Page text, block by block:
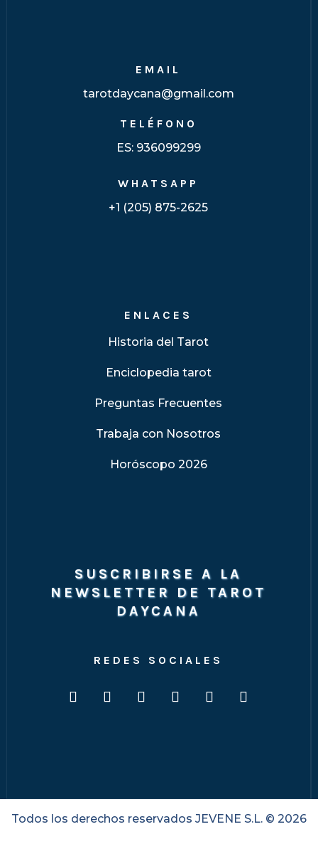
EMAIL
tarotdaycana@gmail.com
TELÉFONO
ES: 936099299
WHATSAPP
+1 (205) 875-2625
ENLACES
Historia del Tarot
Enciclopedia tarot
Preguntas Frecuentes
Trabaja con Nosotros
Horóscopo 2026
SUSCRIBIRSE A LA
NEWSLETTER DE TAROT
DAYCANA
REDES SOCIALES
Todos los derechos reservados JEVENE S.L. © 2026